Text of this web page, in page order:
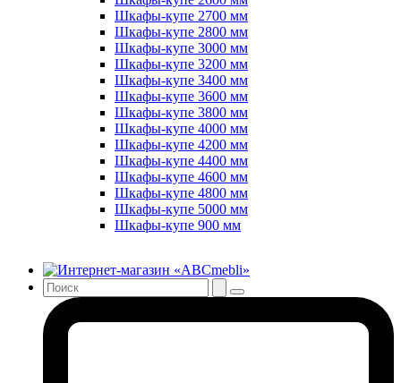
Шкафы-купе 2700 мм
Шкафы-купе 2800 мм
Шкафы-купе 3000 мм
Шкафы-купе 3200 мм
Шкафы-купе 3400 мм
Шкафы-купе 3600 мм
Шкафы-купе 3800 мм
Шкафы-купе 4000 мм
Шкафы-купе 4200 мм
Шкафы-купе 4400 мм
Шкафы-купе 4600 мм
Шкафы-купе 4800 мм
Шкафы-купе 5000 мм
Шкафы-купе 900 мм